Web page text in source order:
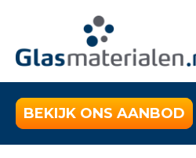
BEKIJK ONS AANBOD